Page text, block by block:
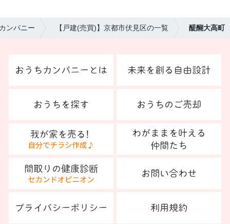
ンパニー 【戸建(売買)】京都市伏見区の一覧 醍醐大高町